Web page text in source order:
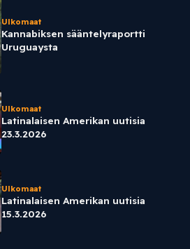
Ulkomaat
Kannabiksen sääntelyraportti
Uruguaysta
Ulkomaat
Latinalaisen Amerikan uutisia
23.3.2026
Ulkomaat
Latinalaisen Amerikan uutisia
15.3.2026